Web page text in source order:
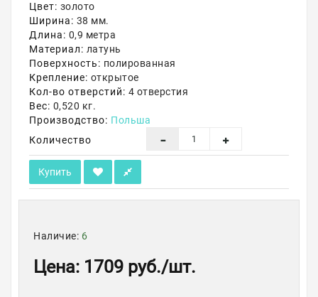
Акции
Цвет: золото
Ширина: 38 мм.
Длина: 0,9 метра
Материал: латунь
Поверхность: полированная
Крепление: открытое
Кол-во отверстий: 4 отверстия
Вес: 0,520 кг.
Производство: Польша
Количество
Купить
Наличие: 6
Цена: 1709 руб./шт.